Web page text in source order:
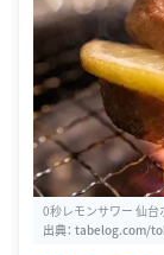
0秒レモンサワー 仙台
出典： tabelog.com/